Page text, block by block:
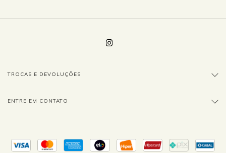
TROCAS E DEVOLUÇÕES
ENTRE EM CONTATO